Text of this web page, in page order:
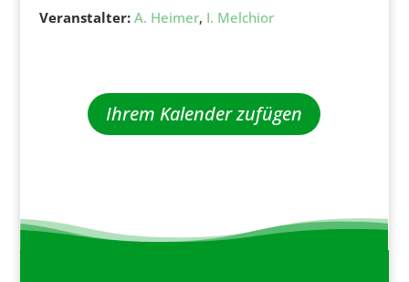
Veranstalter: A. Heimer, I. Melchior
Ihrem Kalender zufügen